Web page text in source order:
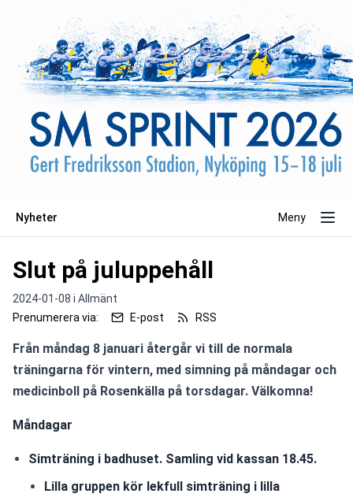
Nyheter Meny
Slut på juluppehåll
2024-01-08 i Allmänt
Prenumerera via:
E-post RSS
Från måndag 8 januari återgår vi till de normala
träningarna för vintern, med simning på måndagar och
medicinboll på Rosenkälla på torsdagar. Välkomna!
Måndagar
Simträning i badhuset. Samling vid kassan 18.45.
Lilla gruppen kör lekfull simträning i lilla